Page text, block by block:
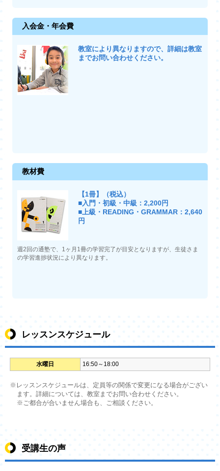
入会金・年会費
教室により異なりますので、詳細は教室
までお問い合わせください。
教材費
【1冊】（税込）
■入門・初級・中級：2,200円
■上級・READING・GRAMMAR：2,640
円
週2回の通塾で、1ヶ月1冊の学習完了が目安となりますが、生徒さま
の学習進捗状況により異なります。
レッスンスケジュール
水曜日 16:50～18:00
※レッスンスケジュールは、定員等の関係で変更になる場合がござい
ます。詳細については、教室までお問い合わせください。
※ご都合が合いません場合も、ご相談ください。
受講生の声